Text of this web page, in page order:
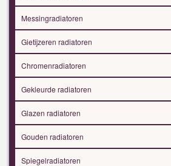
Messingradiatoren
Gietijzeren radiatoren
Chromenradiatoren
Gekleurde radiatoren
Glazen radiatoren
Gouden radiatoren
Spiegelradiatoren